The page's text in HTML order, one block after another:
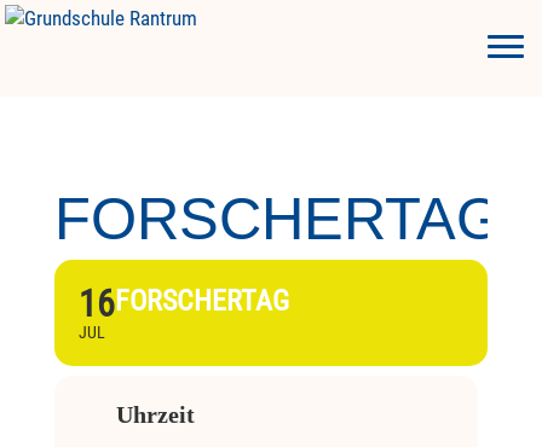
FORSCHERTAG
16
JUL
FORSCHERTAG
Uhrzeit